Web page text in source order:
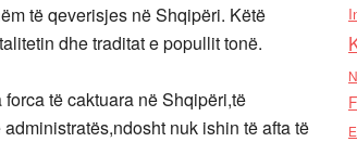
të qeverisjes në Shqipëri. Këtë
dhe traditat e popullit tonë.
të caktuara në Shqipëri,të
nuk ishin të afta të